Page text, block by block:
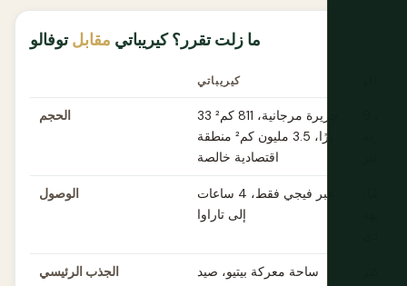
ما زلت تقرر؟ كيريباتي مقابلتوفالو
كيريباتي
الحجم
33 جزيرة مرجانية، 811 كم²
برًا، 3.5 مليون كم² منطقة
اقتصادية خالصة
الوصول
عبر فيجي فقط، 4 ساعات
إلى تاراوا
الجذب الرئيسي
ساحة معركة بيتيو، صيد